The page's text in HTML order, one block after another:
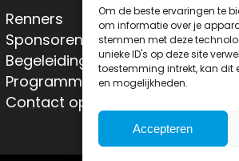
Om de beste ervaringen te
om informatie over je
stemmen met deze
unieke ID's op deze site
toestemming intrekt, kan dit
en mogelijkheden.
Accepteren
Renners
Sponsoren
Begeleiding
Programma
Contact opnemen